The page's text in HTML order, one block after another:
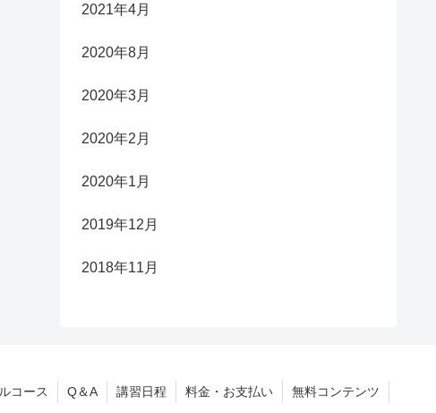
2021年4月
2020年8月
2020年3月
2020年2月
2020年1月
2019年12月
2018年11月
コース Q＆A 講習日程 料金・お支払い 無料コンテンツ